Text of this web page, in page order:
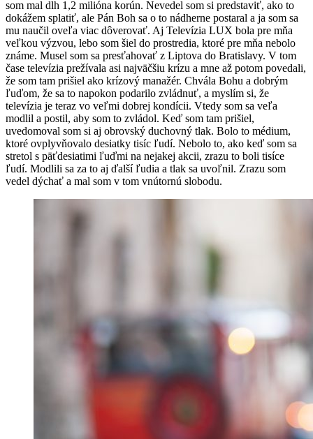
som mal dlh 1,2 milióna korún. Nevedel som si predstaviť, ako to
dokážem splatiť, ale Pán Boh sa o to nádherne postaral a ja som sa
mu naučil oveľa viac dôverovať. Aj Televízia LUX bola pre mňa
veľkou výzvou, lebo som šiel do prostredia, ktoré pre mňa nebolo
známe. Musel som sa presťahovať z Liptova do Bratislavy. V tom
čase televízia prežívala asi najväčšiu krízu a mne až potom povedali,
že som tam prišiel ako krízový manažér. Chvála Bohu a dobrým
ľuďom, že sa to napokon podarilo zvládnuť, a myslím si, že
televízia je teraz vo veľmi dobrej kondícii. Vtedy som sa veľa
modlil a postil, aby som to zvládol. Keď som tam prišiel,
uvedomoval som si aj obrovský duchovný tlak. Bolo to médium,
ktoré ovplyvňovalo desiatky tisíc ľudí. Nebolo to, ako keď som sa
stretol s päťdesiatimi ľuďmi na nejakej akcii, zrazu to boli tisíce
ľudí. Modlili sa za to aj ďalší ľudia a tlak sa uvoľnil. Zrazu som
vedel dýchať a mal som v tom vnútornú slobodu.